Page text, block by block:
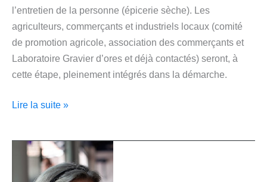
l’entretien de la personne (épicerie sèche). Les
agriculteurs, commerçants et industriels locaux (comité
de promotion agricole, association des commerçants et
Laboratoire Gravier d’ores et déjà contactés) seront, à
cette étape, pleinement intégrés dans la démarche.
Lire la suite »
Lab’EHPAD